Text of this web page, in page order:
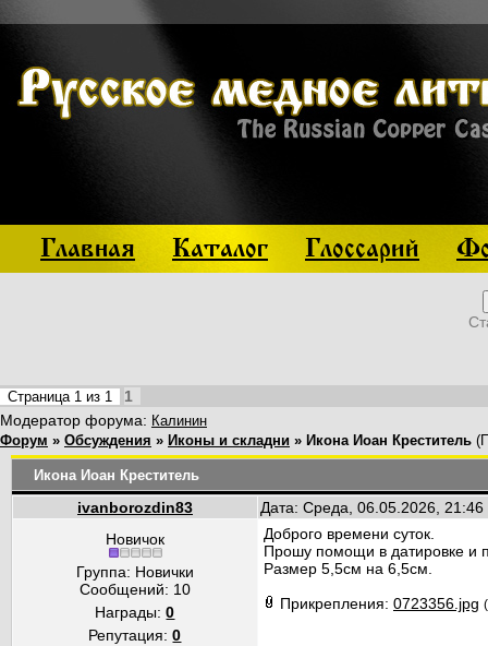
Главная Каталог Глоссарий
Страница 1 из 1
1
Модератор форума: Калинин
Форум » Обсуждения » Иконы и складни » Икона Иоан Креститель
Икона Иоан Креститель
ivanborozdin83
Дата: Среда, 06.05.2026,
Новичок
Группа: Новички
Сообщений: 10
Награды:0
Репутация:0
Доброго времени суток.
Прошу помощи в датировке и
Размер 5,5см на 6,5см.
Прикрепления: 0723356.jpg